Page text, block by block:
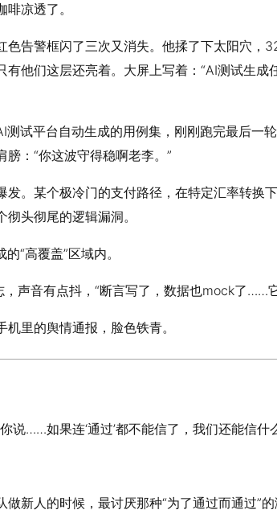
凉透了。
色告警框闪了三次又消失。他揉了下太阳穴，
有他们这层还亮着。大屏上写着：“AI测试生成
测试平台自动生成的用例集，刚刚跑完最后一
：“你这波守得稳啊老李。”
发。某个极冷门的支付路径，在特定汇率转换
头彻尾的逻辑漏洞。
“高覆盖”区域内。
，声音有点抖，“断言写了，数据也mock了……
里的舆情通报，脸色铁青。
说……如果连‘通过’都不能信了，我们还能信什
做新人的时候，最讨厌那种“为了通过而通过”